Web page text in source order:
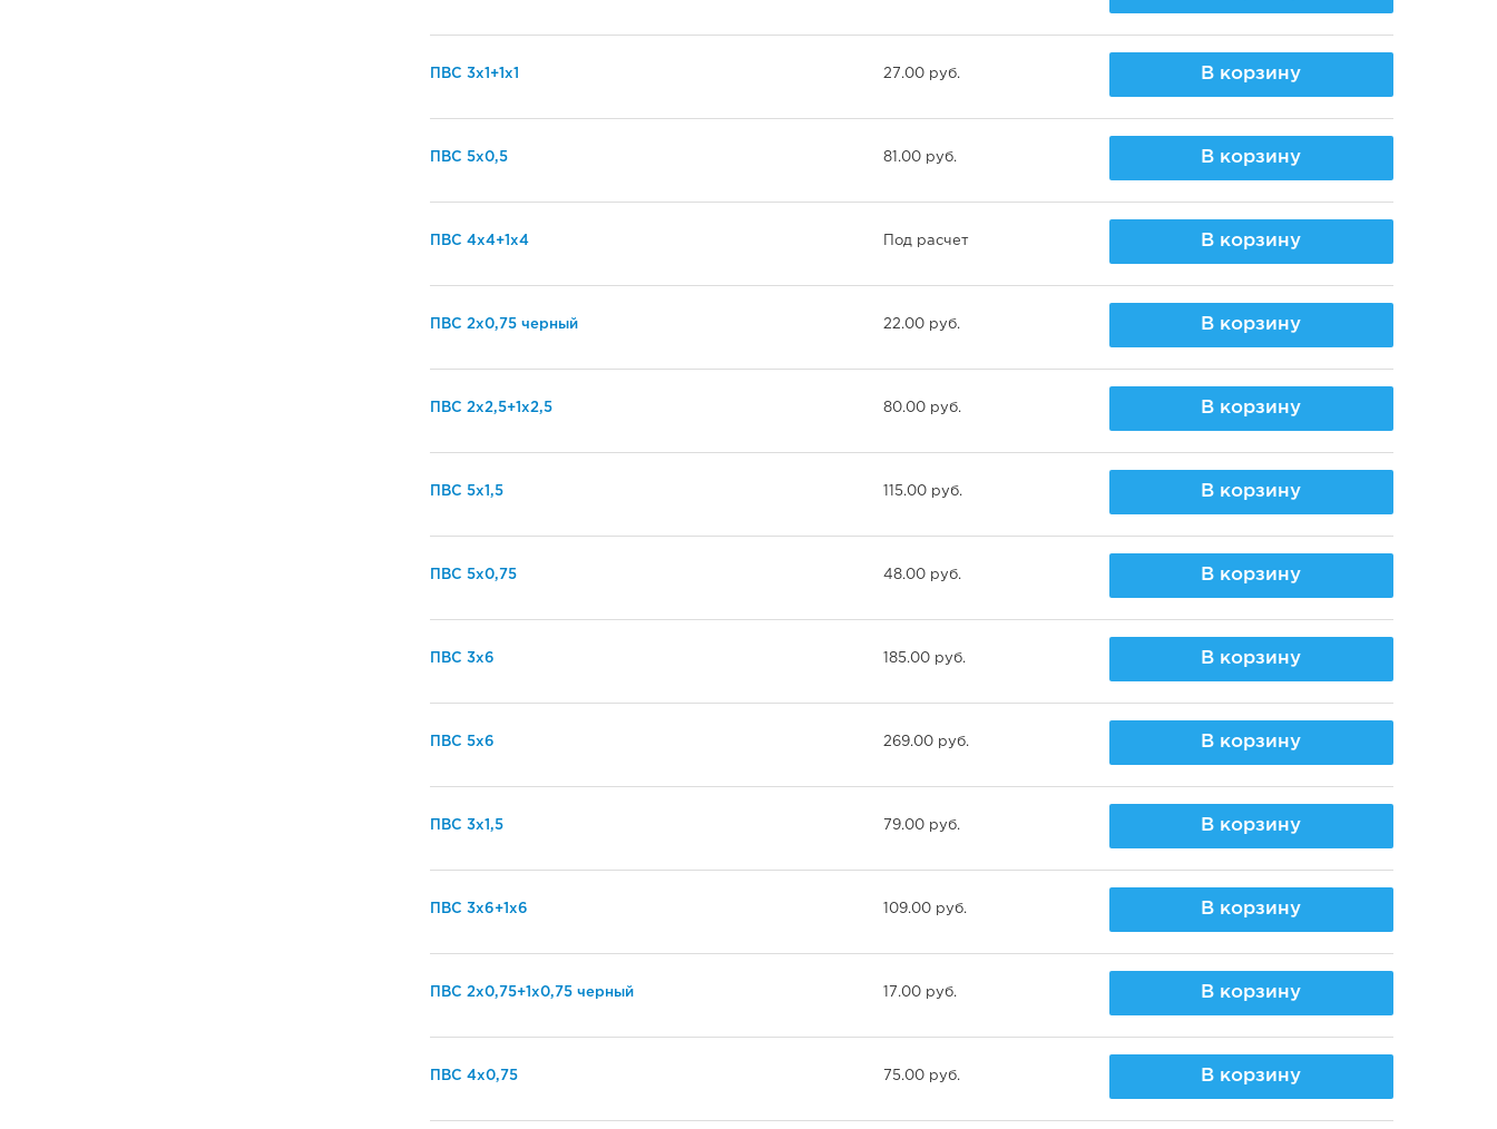
ПВС 3х1+1х1 27.00 руб. В корзину
ПВС 5х0,5 81.00 руб. В корзину
ПВС 4х4+1х4 Под расчет В корзину
ПВС 2х0,75 черный 22.00 руб. В корзину
ПВС 2х2,5+1х2,5 80.00 руб. В корзину
ПВС 5х1,5 115.00 руб. В корзину
ПВС 5х0,75 48.00 руб. В корзину
ПВС 3х6 185.00 руб. В корзину
ПВС 5х6 269.00 руб. В корзину
ПВС 3х1,5 79.00 руб. В корзину
ПВС 3х6+1х6 109.00 руб. В корзину
ПВС 2х0,75+1х0,75 черный 17.00 руб. В корзину
ПВС 4х0,75 75.00 руб. В корзину